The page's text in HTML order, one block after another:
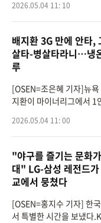
스, 유영찬, 삼성 후라도,
2026.05.04 11: 10
배지환 3G 만에 안타,
살타-병살타라니…냉
루
[OSEN=조은혜 기자]뉴
지환이 마이너리그에서 1
러큐스의 NBT뱅크 스
2026.05.04 11: 00
"야구를 즐기는 문화
대" LG-삼성 레전드
교에서 뭉쳤다
[OSEN=홍지수 기자] 한
서 특별한 시간을 보냈다